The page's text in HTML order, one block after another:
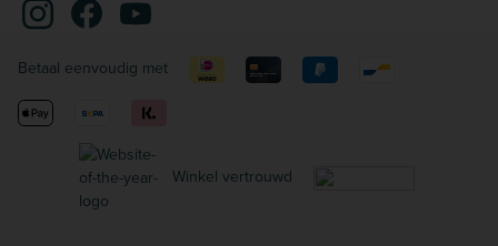
Betaal eenvoudig met
Winkel vertrouwd